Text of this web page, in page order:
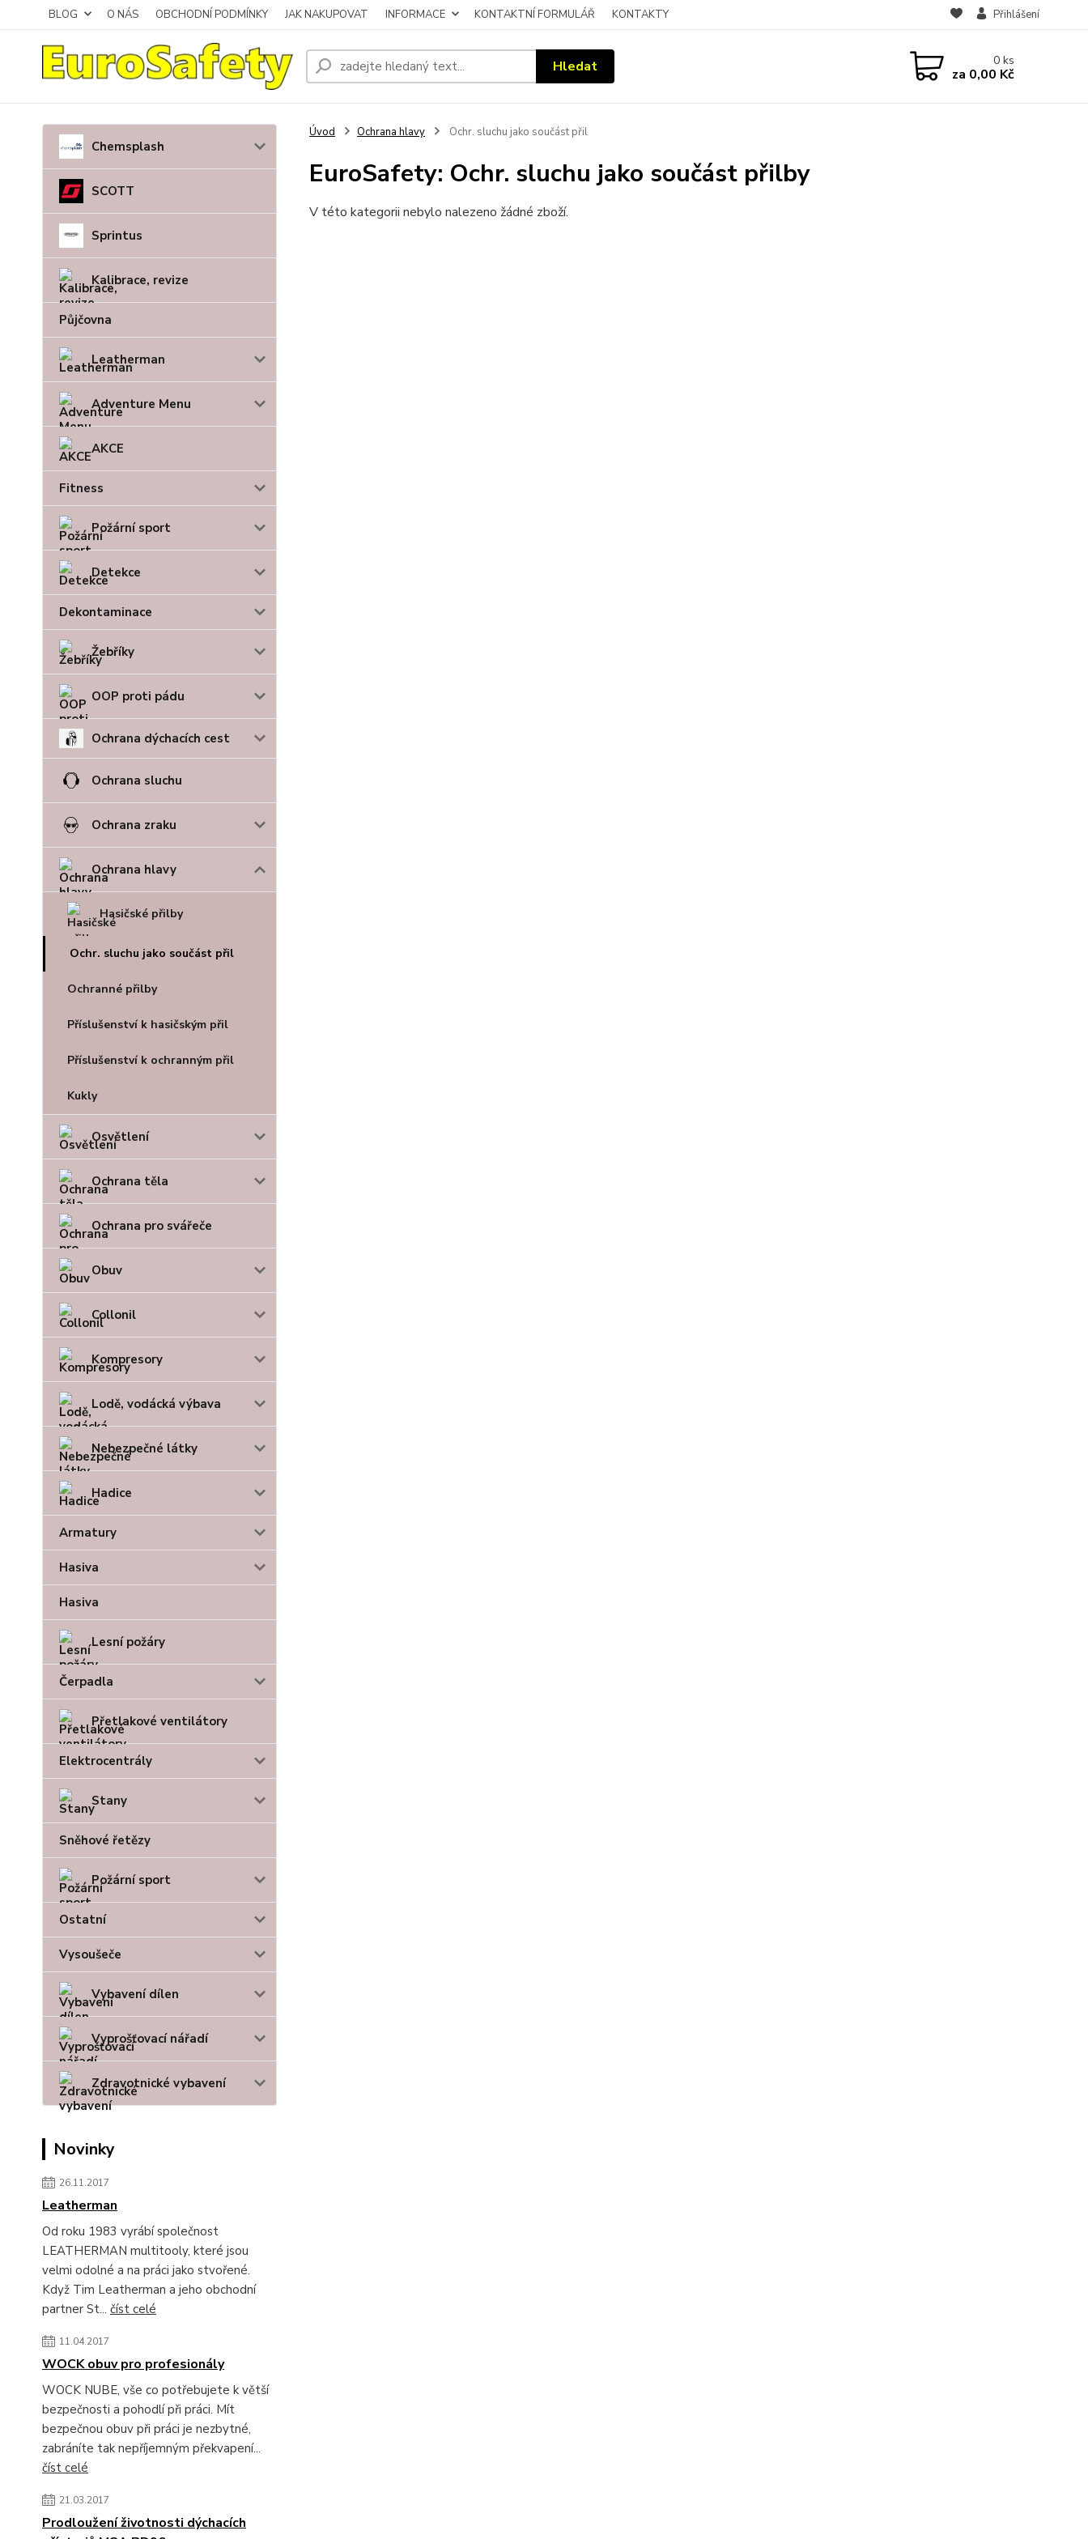
BLOG O NÁS OBCHODNÍ PODMÍNKY JAK NAKUPOVAT INFORMACE KONTAKTNÍ FORMULÁŘ KONTAKTY Přihlášení
Hledat 0ks
za 0,00 Kč
Chemsplash
SCOTT
Sprintus
Kalibrace, revize
Půjčovna
Leatherman
Adventure Menu
AKCE
Fitness
Požární sport
Detekce
Dekontaminace
Žebříky
OOP proti pádu
Ochrana dýchacích cest
Ochrana sluchu
Ochrana zraku
Ochrana hlavy
Hasičské přilby
Ochr. sluchu jako součást přil
Ochranné přilby
Příslušenství k hasičským přil
Příslušenství k ochranným přil
Kukly
Osvětlení
Ochrana těla
Ochrana pro svářeče
Obuv
Collonil
Kompresory
Lodě, vodácká výbava
Nebezpečné látky
Hadice
Armatury
Hasiva
Hasiva
Lesní požáry
Čerpadla
Přetlakové ventilátory
Elektrocentrály
Stany
Sněhové řetězy
Požární sport
Ostatní
Vysoušeče
Vybavení dílen
Vyprošťovací nářadí
Zdravotnické vybavení
Novinky
26.11.2017
Leatherman
Od roku 1983 vyrábí společnost
LEATHERMAN multitooly, které jsou
velmi odolné a na práci jako stvořené.
Když Tim Leatherman a jeho obchodní
partner St... číst celé
11.04.2017
WOCK obuv pro profesionály
WOCK NUBE, vše co potřebujete k větší
bezpečnosti a pohodlí při práci. Mít
bezpečnou obuv při práci je nezbytné,
zabráníte tak nepříjemným překvapení...
číst celé
21.03.2017
Prodloužení životnosti dýchacích
Úvod Ochrana hlavy Ochr. sluchu jako součást přil
EuroSafety: Ochr. sluchu jako součást přilby
V této kategorii nebylo nalezeno žádné zboží.